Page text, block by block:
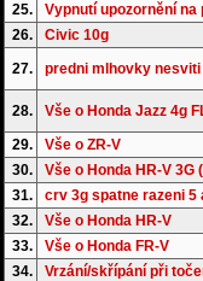
25. Vypnutí upozornění
26. Civic 10g
27. predni mlhovky nesviti
28. Vše o Honda Jazz 4g
29. Vše o ZR-V
30. Vše o Honda HR-V 3G
31. crv 3g spatne razeni 5
32. Vše o Honda HR-V
33. Vše o Honda FR-V
34. Vrzání/skřípání při